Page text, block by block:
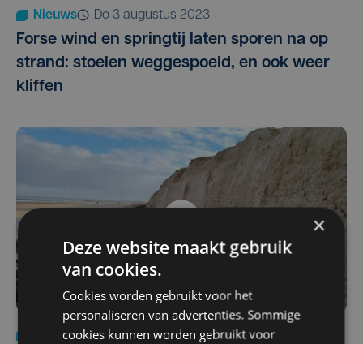
Nieuws do 3 augustus 2023
Forse wind en springtij laten sporen na op
strand: stoelen weggespoeld, en ook weer
kliffen
Nieuws do 6 januari 2022
×
Deze website maakt gebruik
van cookies.
Cookies worden gebruikt voor het
personaliseren van advertenties. Sommige
cookies kunnen worden gebruikt voor